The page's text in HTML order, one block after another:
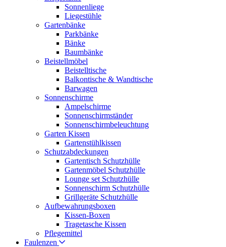
Sonnenliege
Liegestühle
Gartenbänke
Parkbänke
Bänke
Baumbänke
Beistellmöbel
Beistelltische
Balkontische & Wandtische
Barwagen
Sonnenschirme
Ampelschirme
Sonnenschirmständer
Sonnenschirmbeleuchtung
Garten Kissen
Gartenstühlkissen
Schutzabdeckungen
Gartentisch Schutzhülle
Gartenmöbel Schutzhülle
Lounge set Schutzhülle
Sonnenschirm Schutzhülle
Grillgeräte Schutzhülle
Aufbewahrungsboxen
Kissen-Boxen
Tragetasche Kissen
Pflegemittel
Faulenzen